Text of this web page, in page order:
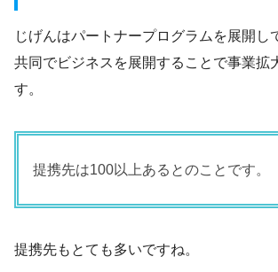
じげんはパートナープログラムを展開し
共同でビジネスを展開することで事業拡
す。
提携先は100以上あるとのことです。
提携先もとても多いですね。